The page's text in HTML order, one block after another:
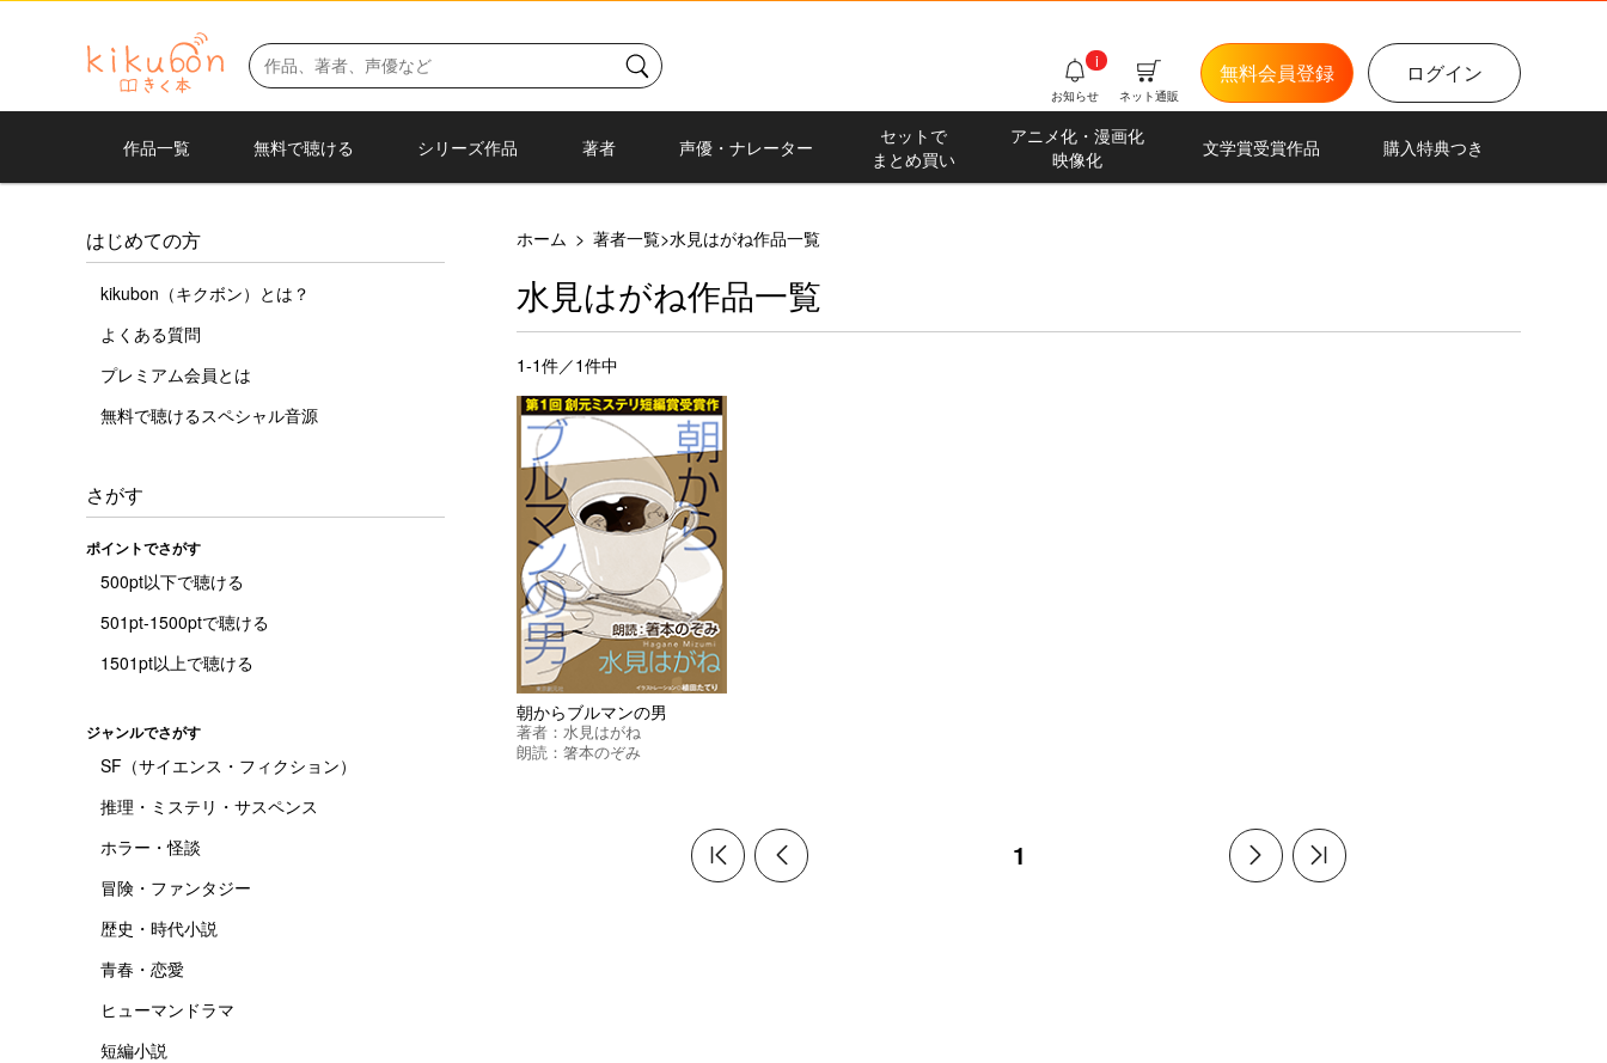
ログイン
無料会員登録
ネット通販
お知らせ
i
作品一覧 無料で聴ける シリーズ作品 著者 声優・ナレーター
セットで
まとめ買い
アニメ化・漫画化
映像化
文学賞受賞作品 購入特典つき
はじめての方
kikubon（キクボン）とは？
よくある質問
プレミアム会員とは
無料で聴けるスペシャル音源
さがす
ポイントでさがす
500pt以下で聴ける
501pt-1500ptで聴ける
1501pt以上で聴ける
ジャンルでさがす
SF（サイエンス・フィクション）
推理・ミステリ・サスペンス
ホラー・怪談
冒険・ファンタジー
歴史・時代小説
青春・恋愛
ヒューマンドラマ
短編小説
ホーム > 著者一覧>水見はがね作品一覧
水見はがね作品一覧
1-1件／1件中
朝からブルマンの男
著者： 水見はがね
朗読： 箸本のぞみ
1